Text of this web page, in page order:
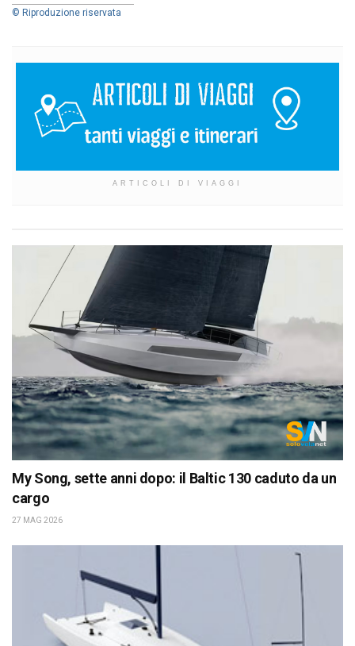
© Riproduzione riservata
ARTICOLI DI VIAGGI
My Song, sette anni dopo: il Baltic 130 caduto da un
cargo
27 MAG 2026